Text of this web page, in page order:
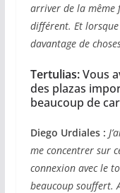
arriver de la même
différent. Et
davantage de
Tertulias:Vous
des plazas
beaucoup de
Diego Urdiales :
me concentrer sur
connexion avec le
beaucoup souffert.